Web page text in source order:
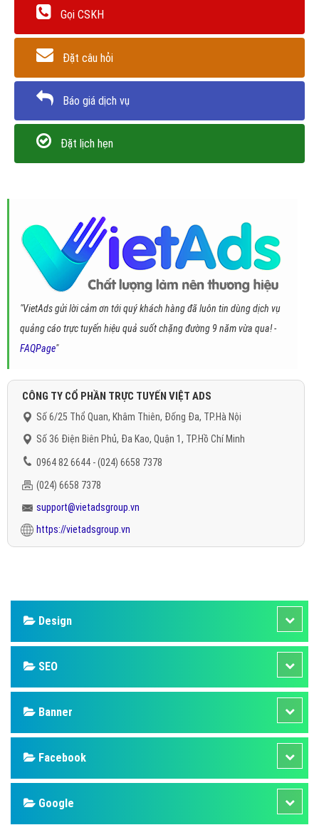
Gọi CSKH
Đặt câu hỏi
Báo giá dịch vụ
Đặt lịch hẹn
"VietAds gửi lời cảm ơn tới quý khách hàng đã luôn tin dùng dịch vụ
quảng cáo trực tuyến hiệu quả suốt chặng đường 9 năm vừa qua! -
FAQPage"
CÔNG TY CỔ PHẦN TRỰC TUYẾN VIỆT ADS
Số 6/25 Thổ Quan, Khâm Thiên, Đống Đa, TP.Hà Nội
Số 36 Điện Biên Phủ, Đa Kao, Quận 1, TP.Hồ Chí Minh
0964 82 6644 - (024) 6658 7378
(024) 6658 7378
support@vietadsgroup.vn
https://vietadsgroup.vn